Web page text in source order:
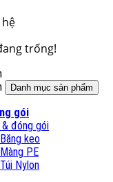
hệ
trống!
Danh mục sản phẩm
gói
& đóng gói
Băng keo
Màng PE
Túi Nylon